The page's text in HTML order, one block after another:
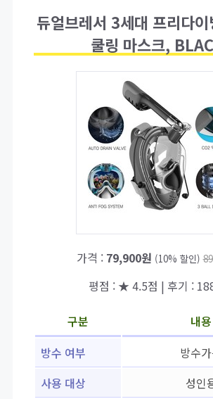
듀얼브레서 3세대 프리다
쿨링 마스크,
가격 : 79,900원 (10% 할인)
평점 : ★ 4.5점 | 후기 :
구분
내용
방수 여부
방수
사용 대상
성인